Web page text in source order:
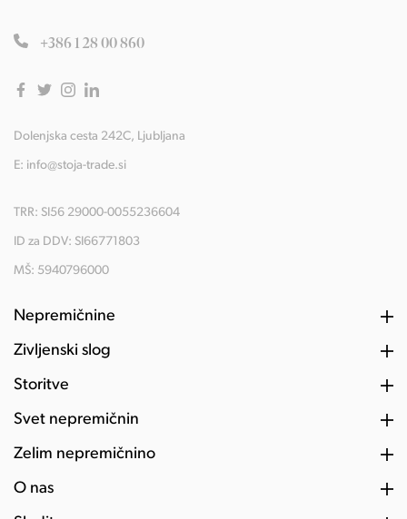
+386 1 28 00 860
Dolenjska cesta 242C, Ljubljana
E: info@stoja-trade.si
TRR: SI56 29000-0055236604
ID za DDV: SI66771803
MŠ: 5940796000
Nepremičnine
Življenski slog
Storitve
Svet nepremičnin
Želim nepremičnino
O nas